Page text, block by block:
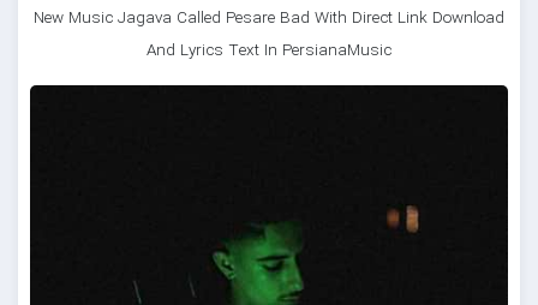
New Music Jagava Called Pesare Bad With Direct Link Download
And Lyrics Text In PersianaMusic